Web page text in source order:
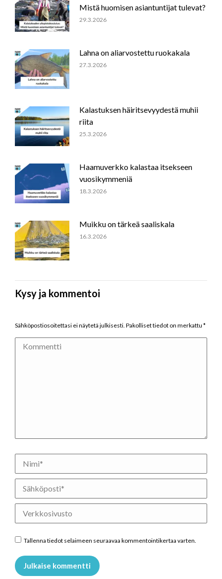
Mistä huomisen asiantuntijat tulevat?
29.3.2026
Lahna on aliarvostettu ruokakala
27.3.2026
Kalastuksen häiritsevyydestä muhii
riita
25.3.2026
Haamuverkko kalastaa itsekseen
vuosikymmeniä
18.3.2026
Muikku on tärkeä saaliskala
16.3.2026
Kysy ja kommentoi
Sähköpostiosoitettasi ei näytetä julkisesti. Pakolliset tiedot on merkattu *
Kommentti
Nimi *
Sähköposti *
Verkkosivusto
Tallenna tiedot selaimeen seuraavaa kommentointikertaa varten.
Julkaise kommentti